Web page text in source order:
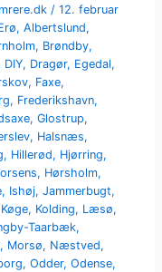
/12. februar
,Albertslund,
, Brøndby,
DIY, Dragør, Egedal,
, Faxe,
, Frederikshavn,
,Glostrup,
, Halsnæs,
, Hillerød, Hjørring,
, Hørsholm,
, Ishøj,Jammerbugt,
Køge, Kolding, Læsø,
Taarbæk,
, Morsø, Næstved,
,Odder,Odense,